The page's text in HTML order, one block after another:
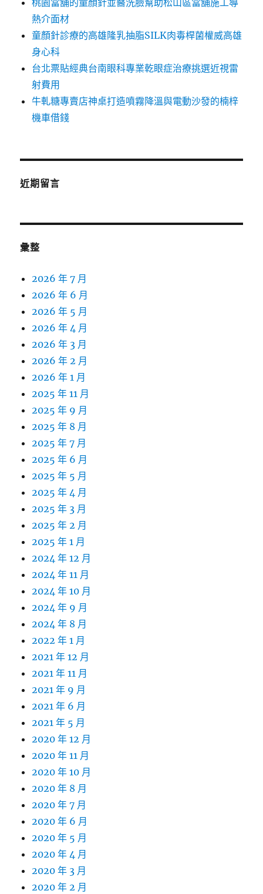
桃園當舖的童顏針並醫洗臉幫助松山區當舖施工導
熱介面材
童顏針診療的高雄隆乳抽脂SILK肉毒桿菌權威高雄
身心科
台北票貼經典台南眼科專業乾眼症治療挑選近視雷
射費用
牛軋糖專賣店神桌打造噴霧降溫與電動沙發的楠梓
機車借錢
近期留言
彙整
2026 年 7 月
2026 年 6 月
2026 年 5 月
2026 年 4 月
2026 年 3 月
2026 年 2 月
2026 年 1 月
2025 年 11 月
2025 年 9 月
2025 年 8 月
2025 年 7 月
2025 年 6 月
2025 年 5 月
2025 年 4 月
2025 年 3 月
2025 年 2 月
2025 年 1 月
2024 年 12 月
2024 年 11 月
2024 年 10 月
2024 年 9 月
2024 年 8 月
2022 年 1 月
2021 年 12 月
2021 年 11 月
2021 年 9 月
2021 年 6 月
2021 年 5 月
2020 年 12 月
2020 年 11 月
2020 年 10 月
2020 年 8 月
2020 年 7 月
2020 年 6 月
2020 年 5 月
2020 年 4 月
2020 年 3 月
2020 年 2 月